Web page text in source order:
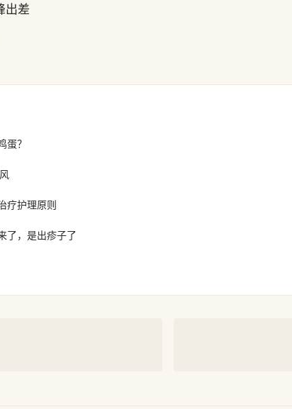
出差
蛋？
疗护理原则
了，是出疹子了